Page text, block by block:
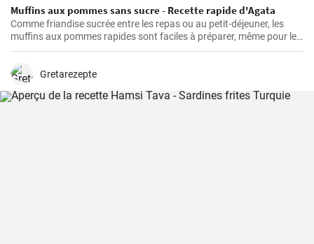
Muffins aux pommes sans sucre - Recette rapide d'Agata
Comme friandise sucrée entre les repas ou au petit-déjeuner, les
muffins aux pommes rapides sont faciles à préparer, même pour le
petit-déjeuner du week-end. Ils sont délicieux, faciles à préparer et
Gretarezepte